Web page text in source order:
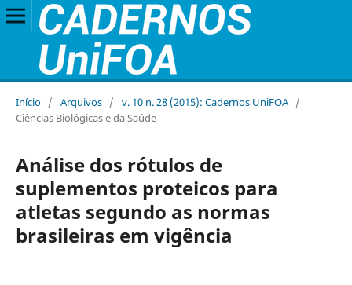
Início / Arquivos / v. 10 n. 28 (2015): Cadernos UniFOA /
Ciências Biológicas e da Saúde
Análise dos rótulos de
suplementos proteicos para
atletas segundo as normas
brasileiras em vigência